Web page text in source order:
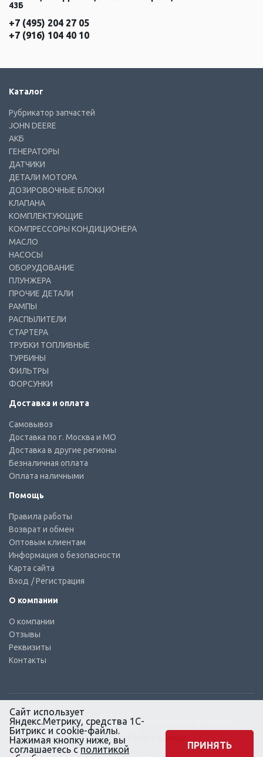
43Б
+7 (495) 204 27 05
+7 (916) 104 40 10
Каталог
Рубрикатор запчастей
JOHN DEERE
АКБ
ГЕНЕРАТОРЫ
ДАТЧИКИ
ДЕТАЛИ МОТОРА
ДОЗИРОВОЧНЫЕ БЛОКИ
КЛАПАНА
КОМПЛЕКТУЮЩИЕ
КОМПРЕССОРЫ КОНДИЦИОНЕРА
МАСЛО
НАСОСЫ
ОБОРУДОВАНИЕ
ПЛУНЖЕРА
ПРОЧИЕ ДЕТАЛИ
РАМПЫ
РАСПЫЛИТЕЛИ
СТАРТЕРА
ТРУБКИ ТОПЛИВНЫЕ
ТУРБИНЫ
ФИЛЬТРЫ
ФОРСУНКИ
Доставка и оплата
Самовывоз
Доставка по г. Москва и МО
Доставка в другие регионы
Безналичная оплата
Оплата наличными
Помощь
Правила работы
Возврат и обмен
Оптовым клиентам
Информация о безопасности
Карта сайта
Вход / Регистрация
О компании
О компании
Отзывы
Реквизиты
Контакты
© КТС-Дизель – Комплектующие к топливным системам
Все права защищены, 2003 – 2025
Согласие на обработку персональных данных
Сайт использует
Яндекс.Метрику, средства 1С-
Битрикс и cookie-файлы.
Нажимая кнопку ниже, вы
соглашаетесь с политикой
ПРИНЯТЬ